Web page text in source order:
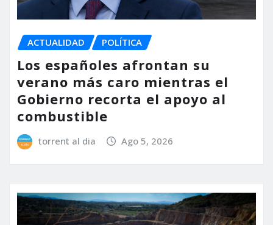
ACTUALIDAD POLÍTICA
Los españoles afrontan su
verano más caro mientras el
Gobierno recorta el apoyo al
combustible
torrent al dia Ago 5, 2026